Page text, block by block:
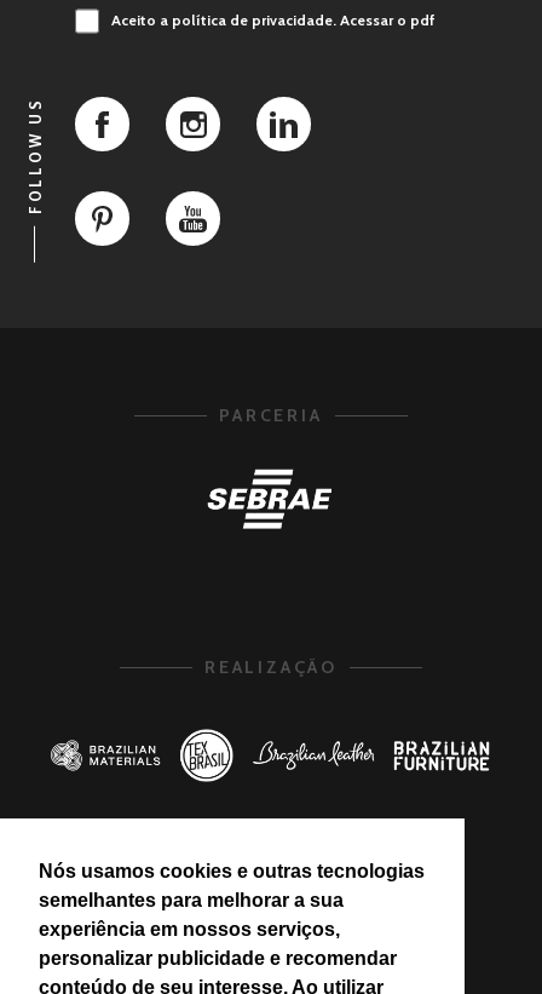
Nós usamos cookies e outras tecnologias
semelhantes para melhorar a sua
experiência em nossos serviços,
personalizar publicidade e recomendar
conteúdo de seu interesse. Ao utilizar
Aceito a política de privacidade.Acessar o pdf
FOLLOW US
PARCERIA
REALIZAÇÃO
PROMOÇÃO